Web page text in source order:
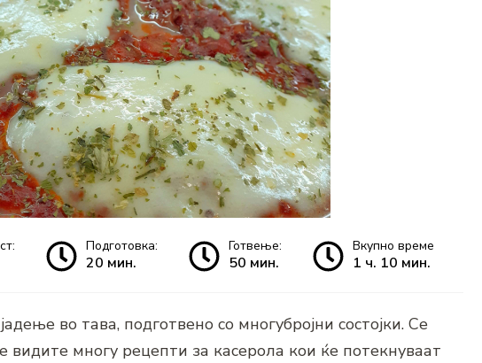
Подготовка:
20 мин.
Готвење:
50 мин.
Вкупно време
1 ч. 10 мин.
во тава, подготвено со многубројни состојки. Се
видите многу рецепти за касерола кои ќе потекнуваат